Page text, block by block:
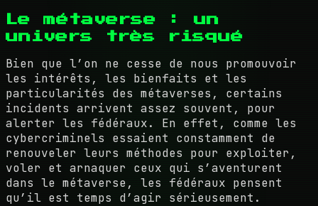
Le métaverse : un
univers très risqué
Bien que l’on ne cesse de nous promouvoir
les intérêts, les bienfaits et les
particularités des métaverses, certains
incidents arrivent assez souvent, pour
alerter les fédéraux. En effet, comme les
cybercriminels essaient constamment de
renouveler leurs méthodes pour exploiter,
voler et arnaquer ceux qui s’aventurent
dans le métaverse, les fédéraux pensent
qu’il est temps d’agir sérieusement.